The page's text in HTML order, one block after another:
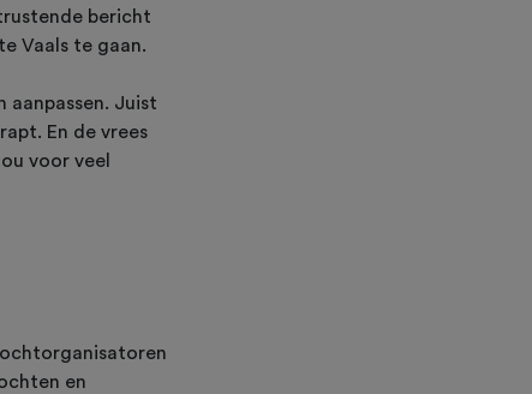
bericht
Vaals te gaan.
Juist
En de vrees
voor veel
en